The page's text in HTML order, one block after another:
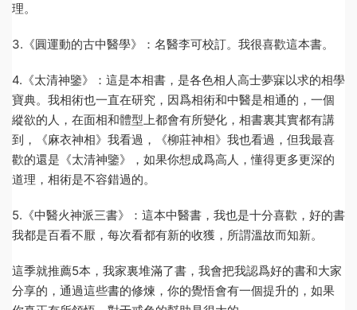
理。
3.《圓運動的古中醫學》：名醫李可校訂。我很喜歡這本書。
4.《太清神鑒》：這是本相書，是各色相人高士夢寐以求的相學
寶典。我相術也一直在研究，因爲相術和中醫是相通的，一個
縱欲的人，在面相和體型上都會有所變化，相書裏其實都有講
到，《麻衣神相》我看過，《柳莊神相》我也看過，但我最喜
歡的還是《太清神鑒》，如果你想成爲高人，懂得更多更深的
道理，相術是不容錯過的。
5.《中醫火神派三書》：這本中醫書，我也是十分喜歡，好的書
我都是百看不厭，每次看都有新的收獲，所謂溫故而知新。
這季就推薦5本，我家裏堆滿了書，我會把我認爲好的書和大家
分享的，通過這些書的修煉，你的覺悟會有一個提升的，如果